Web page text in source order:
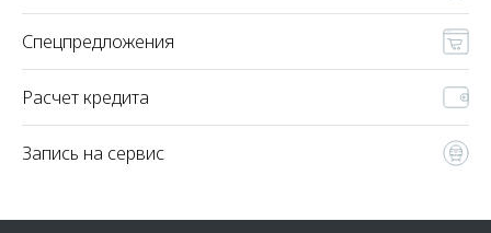
Спецпредложения
Расчет кредита
Запись на сервис